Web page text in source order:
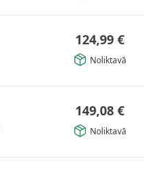
124,99 €
Noliktavā
149,08 €
Noliktavā